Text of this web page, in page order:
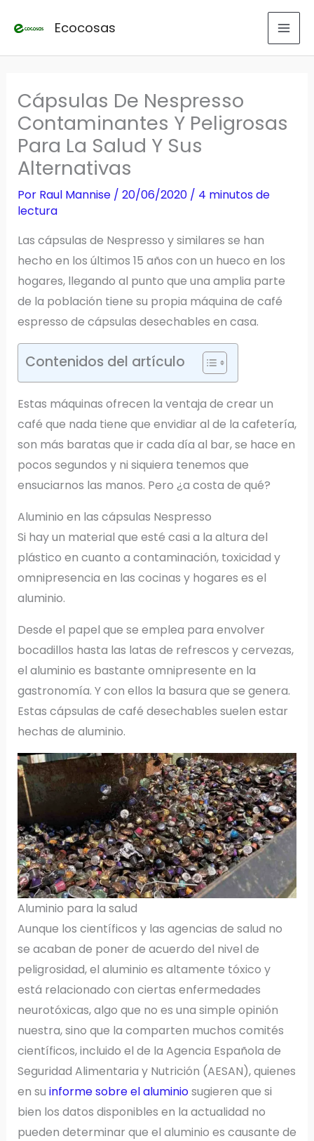
Ecocosas
Cápsulas De Nespresso
Contaminantes Y Peligrosas
Para La Salud Y Sus
Alternativas
Por Raul Mannise / 20/06/2020 / 4 minutos de
lectura
Las cápsulas de Nespresso y similares se han
hecho en los últimos 15 años con un hueco en los
hogares, llegando al punto que una amplia parte
de la población tiene su propia máquina de café
espresso de cápsulas desechables en casa.
Contenidos del artículo
Estas máquinas ofrecen la ventaja de crear un
café que nada tiene que envidiar al de la cafetería,
son más baratas que ir cada día al bar, se hace en
pocos segundos y ni siquiera tenemos que
ensuciarnos las manos. Pero ¿a costa de qué?
Aluminio en las cápsulas Nespresso
Si hay un material que esté casi a la altura del
plástico en cuanto a contaminación, toxicidad y
omnipresencia en las cocinas y hogares es el
aluminio.
Desde el papel que se emplea para envolver
bocadillos hasta las latas de refrescos y cervezas,
el aluminio es bastante omnipresente en la
gastronomía. Y con ellos la basura que se genera.
Estas cápsulas de café desechables suelen estar
hechas de aluminio.
Aluminio para la salud
Aunque los científicos y las agencias de salud no
se acaban de poner de acuerdo del nivel de
peligrosidad, el aluminio es altamente tóxico y
está relacionado con ciertas enfermedades
neurotóxicas, algo que no es una simple opinión
nuestra, sino que la comparten muchos comités
científicos, incluido el de la Agencia Española de
Seguridad Alimentaria y Nutrición (AESAN), quienes
en su informe sobre el aluminiosugieren que si
bien los datos disponibles en la actualidad no
pueden determinar que el aluminio es causante de